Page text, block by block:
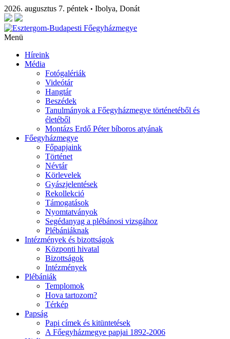
2026. augusztus 7. péntek • Ibolya, Donát
Menü
Híreink
Média
Fotógalériák
Videótár
Hangtár
Beszédek
Tanulmányok a Főegyházmegye történetéből és
életéből
Montázs Erdő Péter bíboros atyának
Főegyházmegye
Főpapjaink
Történet
Névtár
Körlevelek
Gyászjelentések
Rekollekció
Támogatások
Nyomtatványok
Segédanyag a plébánosi vizsgához
Plébániáknak
Intézmények és bizottságok
Központi hivatal
Bizottságok
Intézmények
Plébániák
Templomok
Hova tartozom?
Térkép
Papság
Papi címek és kitüntetések
A Főegyházmegye papjai 1892-2006